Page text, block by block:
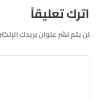
اترك تعليقاً
لن يتم نشر عنوان بريدك